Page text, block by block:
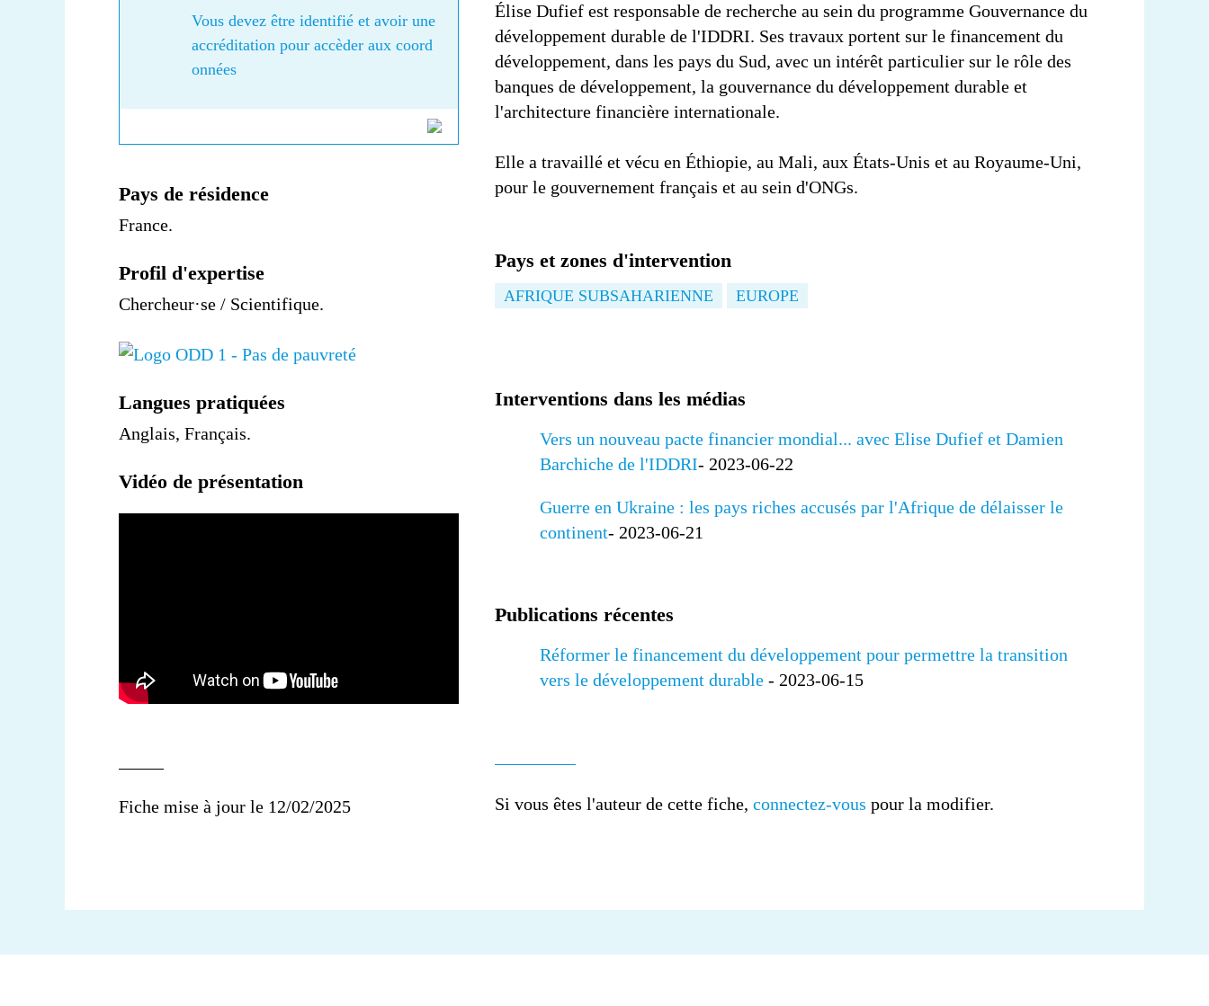
Vous devez être identifié et avoir une
accréditation pour accèder aux coord
onnées
Pays de résidence
France.
Profil d'expertise
Chercheur·se / Scientifique.
Langues pratiquées
Anglais, Français.
Vidéo de présentation
Fiche mise à jour le 12/02/2025
Élise Dufief est responsable de recherche au sein du programme Gouvernance du
développement durable de l'IDDRI. Ses travaux portent sur le financement du
développement, dans les pays du Sud, avec un intérêt particulier sur le rôle des
banques de développement, la gouvernance du développement durable et
l'architecture financière internationale.
Elle a travaillé et vécu en Éthiopie, au Mali, aux États-Unis et au Royaume-Uni,
pour le gouvernement français et au sein d'ONGs.
Pays et zones d'intervention
AFRIQUE SUBSAHARIENNE EUROPE
Interventions dans les médias
Vers un nouveau pacte financier mondial... avec Elise Dufief et Damien
Barchiche de l'IDDRI- 2023-06-22
Guerre en Ukraine : les pays riches accusés par l'Afrique de délaisser le
continent- 2023-06-21
Publications récentes
Réformer le financement du développement pour permettre la transition
vers le développement durable- 2023-06-15
Si vous êtes l'auteur de cette fiche,connectez-vous pour la modifier.